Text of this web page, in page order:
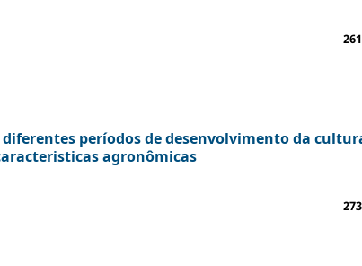
períodos de desenvolvimento da
agronômicas